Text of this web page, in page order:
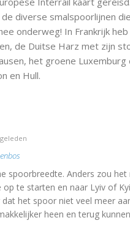
diverse smalspoorlijnen
onderweg! In Frankrijk
de Duitse Harz met zijn
het groene Luxemburg
en Hull.
spoorbreedte. Anders zou
op te starten en naar Lyiv of
het spoor niet veel meer
heen en terug